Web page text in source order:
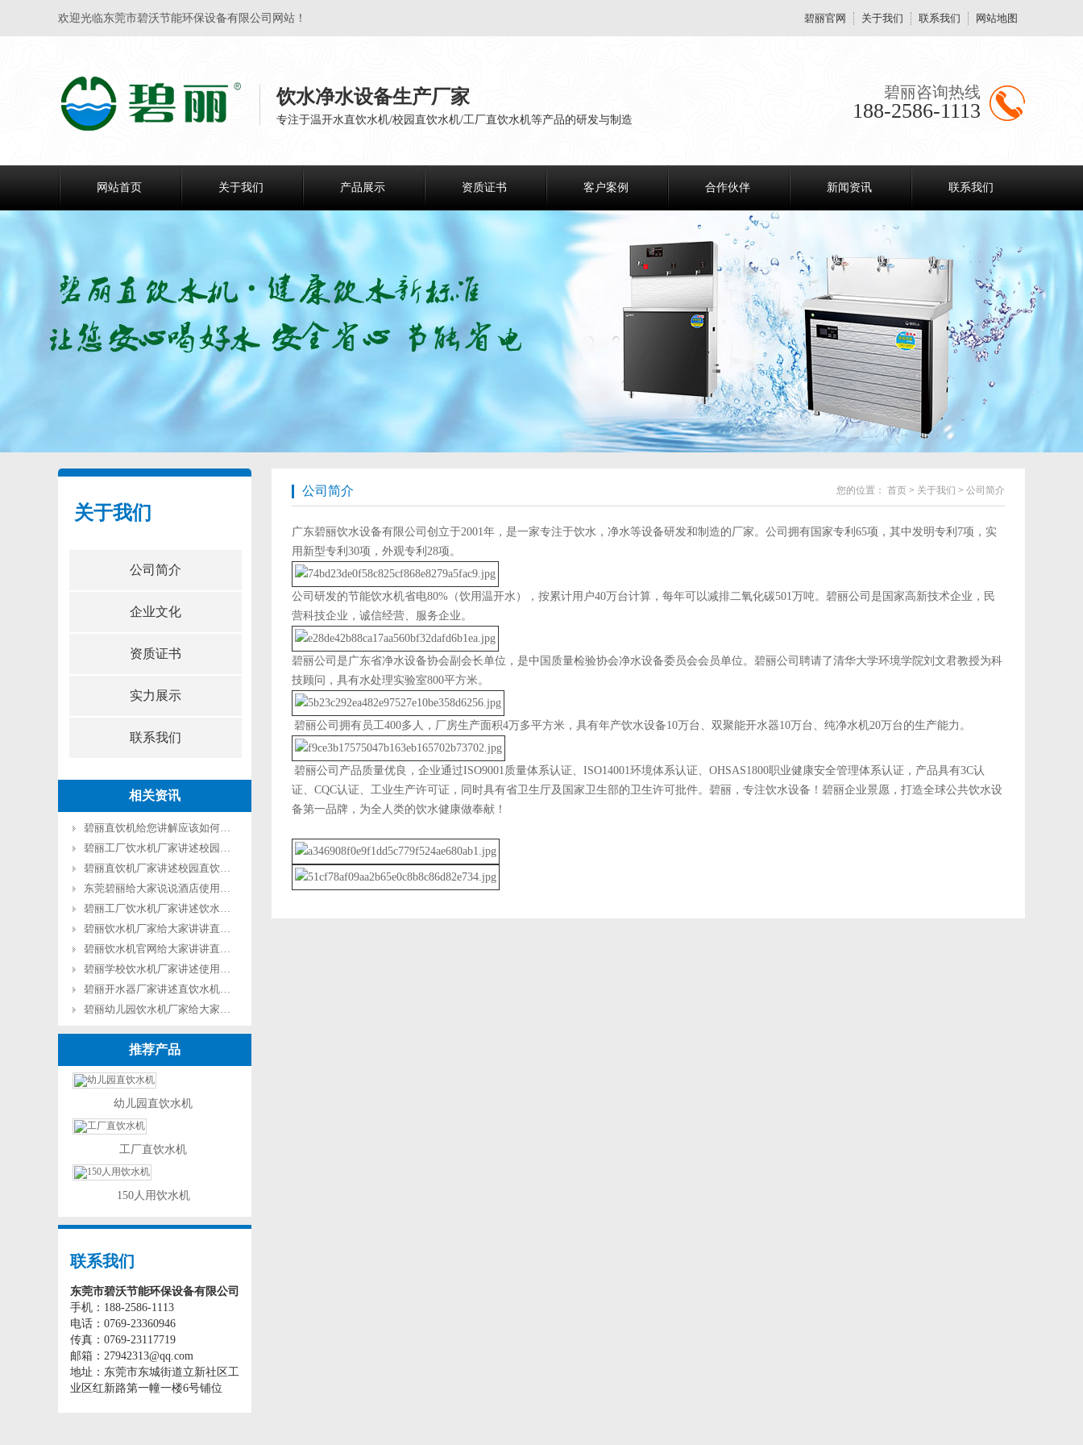
欢迎光临东莞市碧沃节能环保设备有限公司网站！ 碧丽官网 关于我们 联系我们 网站地图
饮水净水设备生产厂家
专注于温开水直饮水机/校园直饮水机/工厂直饮水机等产品的研发与制造
碧丽咨询热线
188-2586-1113
网站首页 关于我们 产品展示 资质证书 客户案例 合作伙伴 新闻资讯 联系我们
关于我们
公司简介
企业文化
资质证书
实力展示
联系我们
相关资讯
碧丽直饮机给您讲解应该如何清洗开水器和水垢
碧丽工厂饮水机厂家讲述校园不锈钢饮水机的七大性能
碧丽直饮机厂家讲述校园直饮水机清洁的重要性
东莞碧丽给大家说说酒店使用直饮水设备会带来哪些好处
碧丽工厂饮水机厂家讲述饮水机表面生锈怎么处理？
碧丽饮水机厂家给大家讲讲直饮机行业发展的四大特色
碧丽饮水机官网给大家讲讲直饮水机和普通饮水机有什么区别
碧丽学校饮水机厂家讲述使用直饮机需要注意的地方
碧丽开水器厂家讲述直饮水机为什么要定期更换滤芯？
碧丽幼儿园饮水机厂家给大家讲讲直饮水机的好处有哪些？
推荐产品
幼儿园直饮水机
工厂直饮水机
150人用饮水机
联系我们
东莞市碧沃节能环保设备有限公司
手机：188-2586-1113
电话：0769-23360946
传真：0769-23117719
邮箱：27942313@qq.com
地址：东莞市东城街道立新社区工
业区红新路第一幢一楼6号铺位
公司简介 您的位置： 首页 > 关于我们 > 公司简介
广东碧丽饮水设备有限公司创立于2001年，是一家专注于饮水，净水等设备研发和制造的厂家。公司拥有国家专利65项，其中发明专利7项，实
用新型专利30项，外观专利28项。
公司研发的节能饮水机省电80%（饮用温开水），按累计用户40万台计算，每年可以减排二氧化碳501万吨。碧丽公司是国家高新技术企业，民
营科技企业，诚信经营、服务企业。
碧丽公司是广东省净水设备协会副会长单位，是中国质量检验协会净水设备委员会会员单位。碧丽公司聘请了清华大学环境学院刘文君教授为科
技顾问，具有水处理实验室800平方米。
碧丽公司拥有员工400多人，厂房生产面积4万多平方米，具有年产饮水设备10万台、双聚能开水器10万台、纯净水机20万台的生产能力。
碧丽公司产品质量优良，企业通过ISO9001质量体系认证、ISO14001环境体系认证、OHSAS1800职业健康安全管理体系认证，产品具有3C认
证、CQC认证、工业生产许可证，同时具有省卫生厅及国家卫生部的卫生许可批件。碧丽，专注饮水设备！碧丽企业景愿，打造全球公共饮水设
备第一品牌，为全人类的饮水健康做奉献！